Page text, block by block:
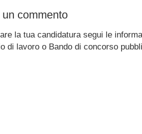
commento
la tua candidatura segui le
di lavoro o Bando di concorso